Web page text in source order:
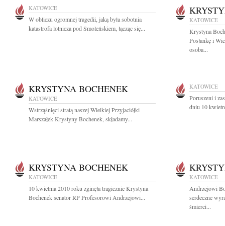
KATOWICE
W obliczu ogromnej tragedii, jaką była sobotnia
katastrofa lotnicza pod Smoleńskiem, łącząc się...
KATOWICE
Krystyna
Posłankę i
osoba...
KRYSTYNA BOCHENEK
KATOWICE
Wstrząśnięci stratą naszej Wielkiej Przyjaciółki
Marszałek Krystyny Bochenek, składamy...
KATOWICE
Poruszeni i
dniu 10
KRYSTYNA BOCHENEK
KATOWICE
10 kwietnia 2010 roku zginęła tragicznie Krystyna
Bochenek senator RP Profesorowi Andrzejowi...
KATOWICE
Andrzejowi
serdeczne
śmierci...